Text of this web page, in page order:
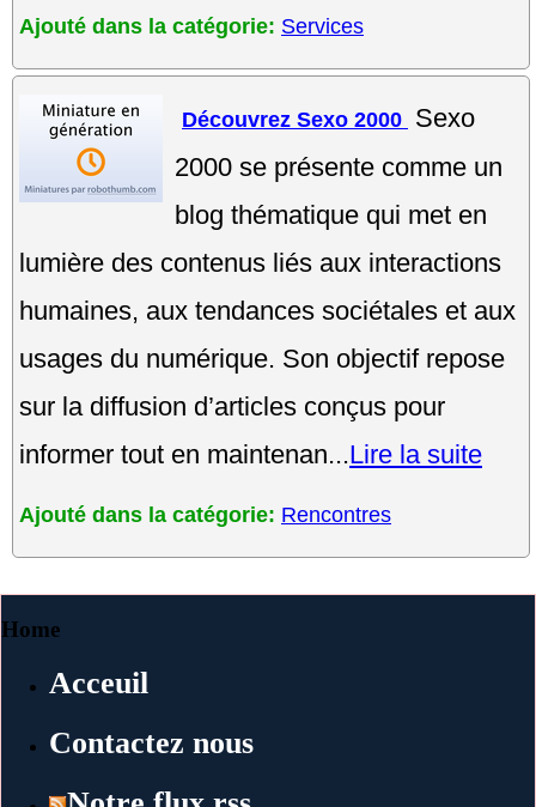
Ajouté dans la catégorie: Services
Découvrez Sexo 2000 Sexo
2000 se présente comme un
blog thématique qui met en
lumière des contenus liés aux interactions
humaines, aux tendances sociétales et aux
usages du numérique. Son objectif repose
sur la diffusion d’articles conçus pour
informer tout en maintenan...Lire la suite
Ajouté dans la catégorie: Rencontres
Home
Acceuil
Contactez nous